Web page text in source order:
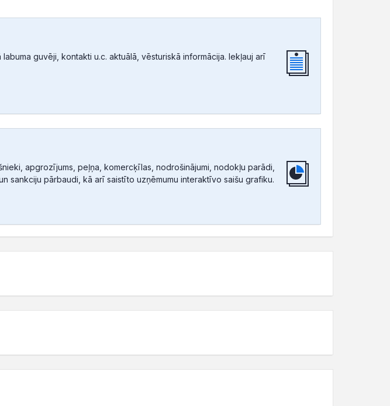
guvēji, kontakti u.c. aktuālā, vēsturiskā informācija. Iekļauj arī
apgrozījums, peļņa, komercķīlas, nodrošinājumi, nodokļu parādi,
sankciju pārbaudi, kā arī saistīto uzņēmumu interaktīvo saišu grafiku.